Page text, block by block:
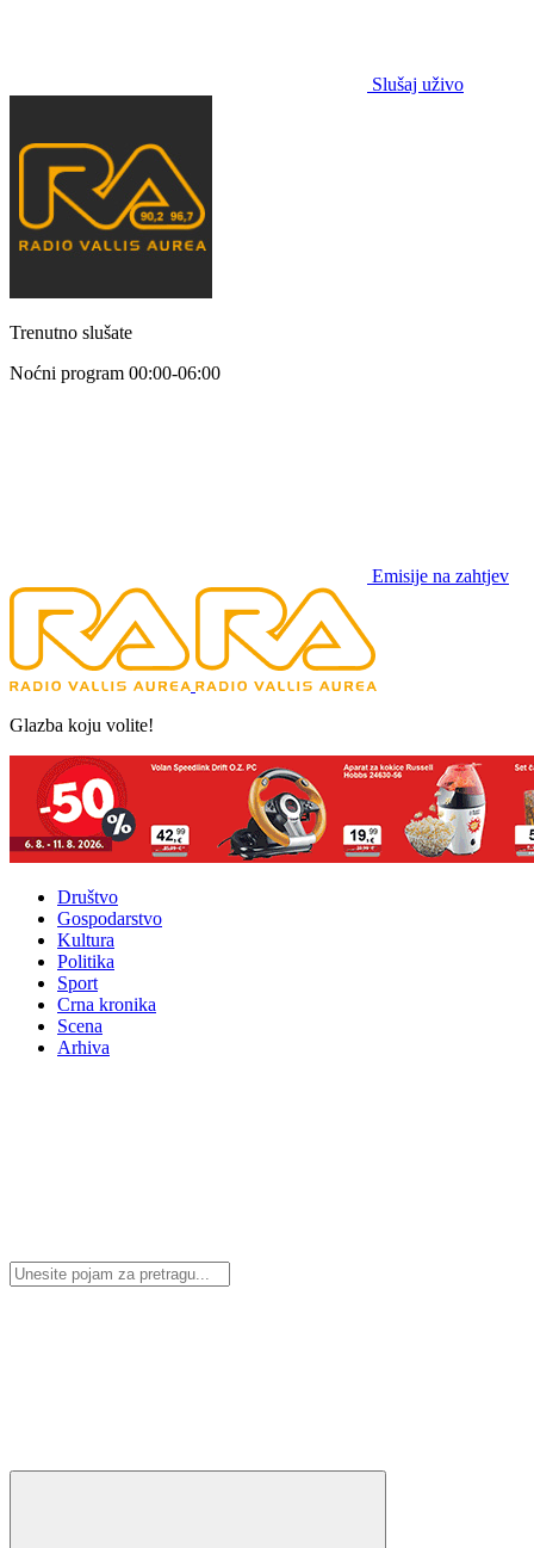
Slušaj uživo
Trenutno slušate
Noćni program 00:00-06:00
Emisije na zahtjev
Glazba koju volite!
Društvo
Gospodarstvo
Kultura
Politika
Sport
Crna kronika
Scena
Arhiva